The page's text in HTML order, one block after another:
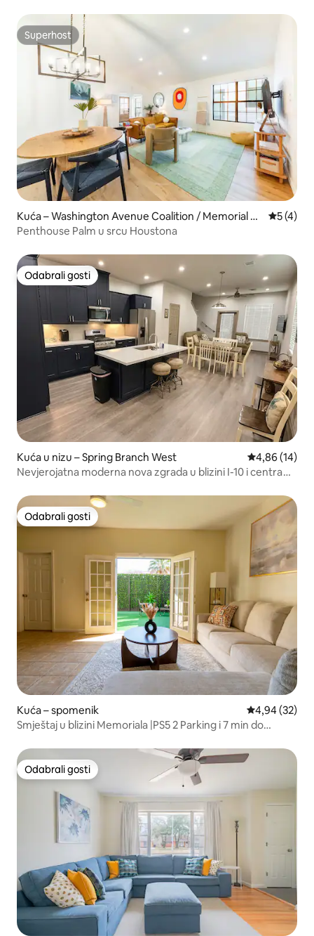
Superhost
Superhost
Kuća – Washington Avenue Coalition / Memorial Pa
rk
5 (4)
Penthouse Palm u srcu Houstona
Odabrali gosti
Odabrali gosti
Kuća u nizu – Spring Branch West Prosječna
4,86 (14)
Nevjerojatna moderna nova zgrada u blizini I-10 i centra
Odabrali gosti
Odabrali gosti
Kuća – spomenik Prosječna
4,94 (32)
Smještaj u blizini Memoriala |PS5 2 Parking i 7 min do
Odabrali gosti
Odabrali gosti